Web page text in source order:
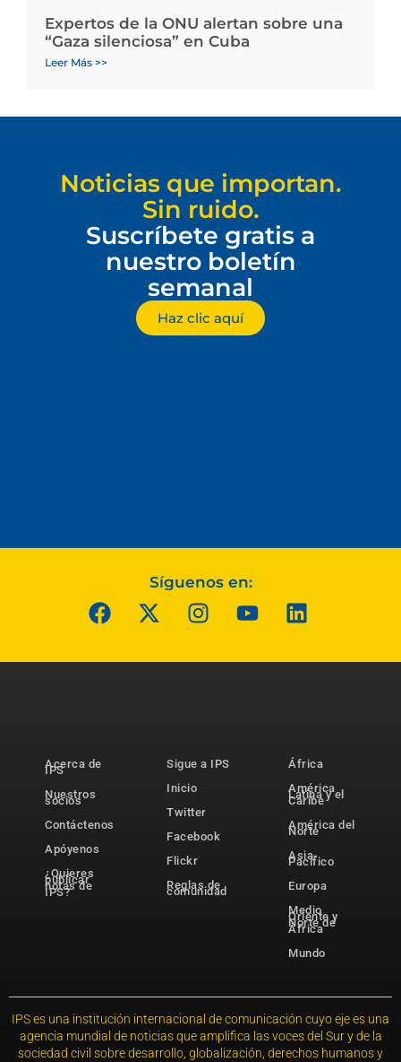
Expertos de la ONU alertan sobre una
“Gaza silenciosa” en Cuba
Leer Más >>
Noticias que importan.
Sin ruido.
Suscríbete gratis a
nuestro boletín
semanal
Haz clic aquí
Síguenos en:
Acerca de
IPS
Nuestros
socios
Contáctenos
Apóyenos
¿Quieres
publicar
notas de
IPS?
Sigue a IPS
Inicio
Twitter
Facebook
Flickr
Reglas de
comunidad
África
América
Latina y el
Caribe
América del
Norte
Asia-
Pacífico
Europa
Medio
Oriente y
Norte de
África
Mundo
IPS es una institución internacional de comunicación cuyo eje es una
agencia mundial de noticias que amplifica las voces del Sur y de la
sociedad civil sobre desarrollo, globalización, derechos humanos y